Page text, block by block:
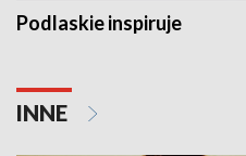
Podlaskie inspiruje
INNE